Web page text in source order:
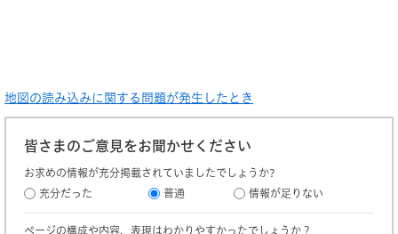
地図の読み込みに関する問題が発生したとき
皆さまのご意見をお聞かせください
お求めの情報が充分掲載されていましたでしょうか?
充分だった
普通 情報が足りない
ページの構成や内容、表現はわかりやすかったでしょうか？